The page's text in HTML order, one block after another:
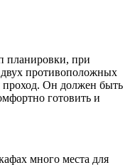
планировки, при
двух противоположных
проход. Он должен быть
готовить и
много места для